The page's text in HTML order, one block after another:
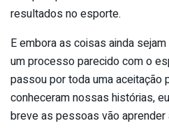
resultados no esporte.
E embora as coisas ainda
um processo parecido com o
passou por toda uma aceitação
conheceram nossas histórias,
breve as pessoas vão